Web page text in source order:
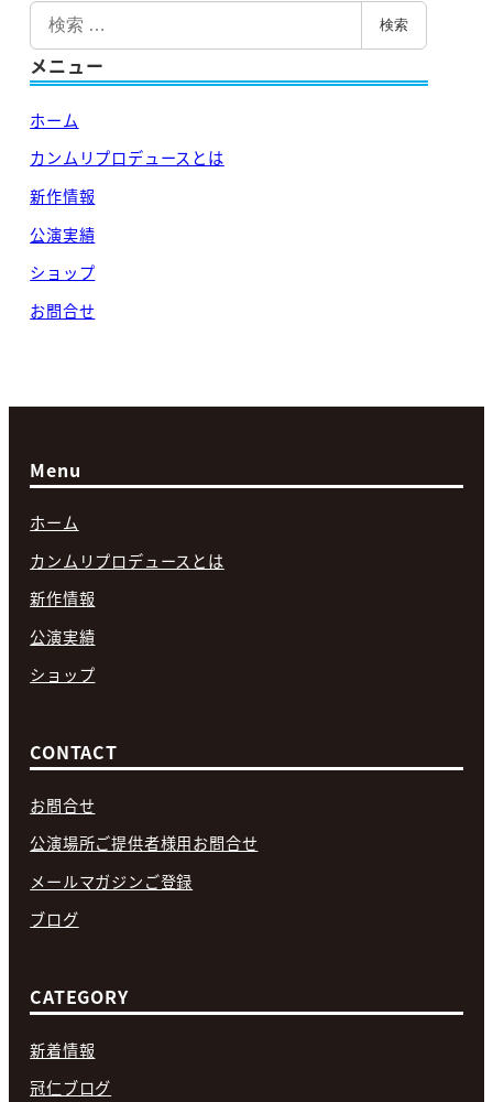
検
索
検索
メニュー
ホーム
カンムリプロデュースとは
新作情報
公演実績
ショップ
お問合せ
Menu
ホーム
カンムリプロデュースとは
新作情報
公演実績
ショップ
CONTACT
お問合せ
公演場所ご提供者様用お問合せ
メールマガジンご登録
ブログ
CATEGORY
新着情報
冠仁ブログ